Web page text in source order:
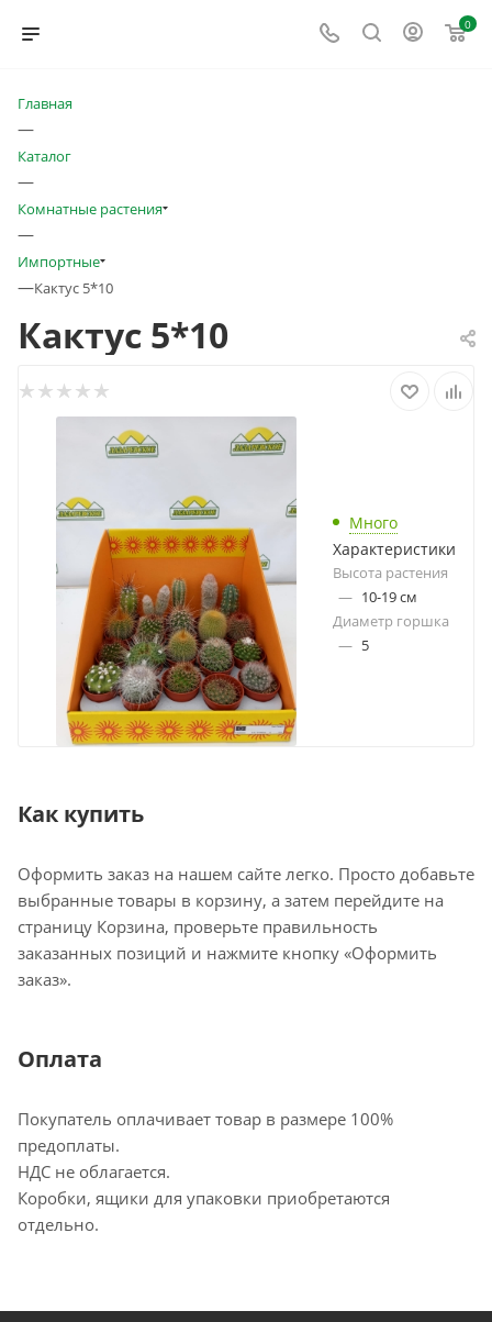
0
Главная
—
Каталог
—
Комнатные растения
—
Импортные
—Кактус 5*10
Кактус 5*10
Много
Характеристики
Высота растения
— 10-19 см
Диаметр горшка
— 5
Как купить
Оформить заказ на нашем сайте легко. Просто добавьте
выбранные товары в корзину, а затем перейдите на
страницу Корзина, проверьте правильность
заказанных позиций и нажмите кнопку «Оформить
заказ».
Оплата
Покупатель оплачивает товар в размере 100%
предоплаты.
НДС не облагается.
Коробки, ящики для упаковки приобретаются
отдельно.